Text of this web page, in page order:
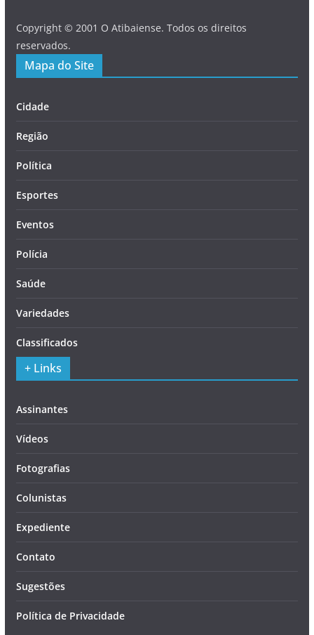
Copyright © 2001 O Atibaiense. Todos os direitos
reservados.
Mapa do Site
Cidade
Região
Política
Esportes
Eventos
Polícia
Saúde
Variedades
Classificados
+ Links
Assinantes
Vídeos
Fotografias
Colunistas
Expediente
Contato
Sugestões
Política de Privacidade